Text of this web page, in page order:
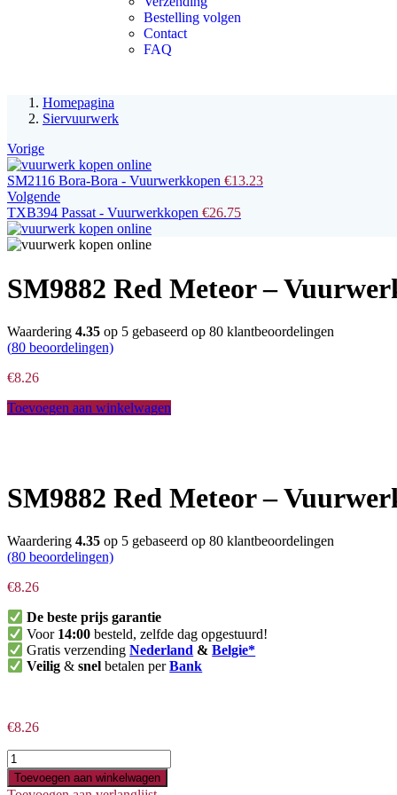
Bestelling volgen
Contact
FAQ
Homepagina
Siervuurwerk
Vorige
SM2116 Bora-Bora - Vuurwerkkopen €13.23
Volgende
TXB394 Passat - Vuurwerkkopen €26.75
SM9882 Red Meteor –
Waardering 4.35 op 5 gebaseerd op 80 klantbeoordelingen
(80 beoordelingen)
€8.26
Toevoegen aan winkelwagen
SM9882 Red Meteor –
Waardering 4.35 op 5 gebaseerd op 80 klantbeoordelingen
(80 beoordelingen)
€8.26
De beste prijs garantie
Voor 14:00 besteld, zelfde dag opgestuurd!
Gratis verzendingNederland & Belgie*
Veilig &snel betalen perBank
€8.26
Toevoegen aan winkelwagen